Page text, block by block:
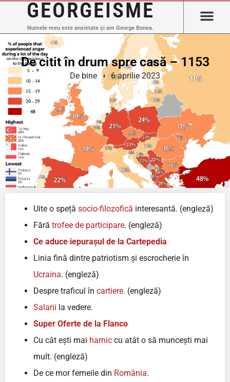
GEORGEISME
Numele meu este anxietate și am George Bonea.
De citit în drum spre casă – 1153
De bine 6 aprilie 2023
Uite o speță socio-filozofică interesantă. (engleză)
Fără trofee de participare. (engleză)
Ce aduce iepurașul de la Cartepedia
Linia fină dintre patriotism și escrocherie în
Ucraina. (engleză)
Despre traficul în cartiere. (engleză)
Salarii la vedere.
Super Oferte de la Flanco
Cu cât ești mai harnic cu atât o să muncești mai
mult. (engleză)
De ce mor femeile din România.